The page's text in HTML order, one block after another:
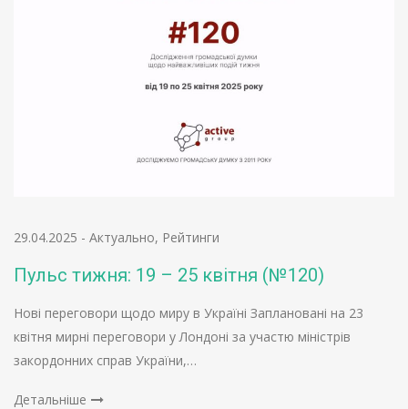
29.04.2025 - Актуально, Рейтинги
Пульс тижня: 19 – 25 квітня (№120)
Нові переговори щодо миру в Україні Заплановані на 23
квітня мирні переговори у Лондоні за участю міністрів
закордонних справ України,…
Детальніше